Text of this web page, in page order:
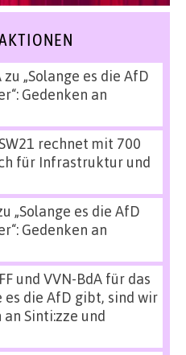
zu „Solange es die AfD
Gedenken an
rechnet mit 700
für Infrastruktur und
„Solange es die AfD
Gedenken an
und VVN-BdA für das
es die AfD gibt, sind wir
an Sinti:zze und